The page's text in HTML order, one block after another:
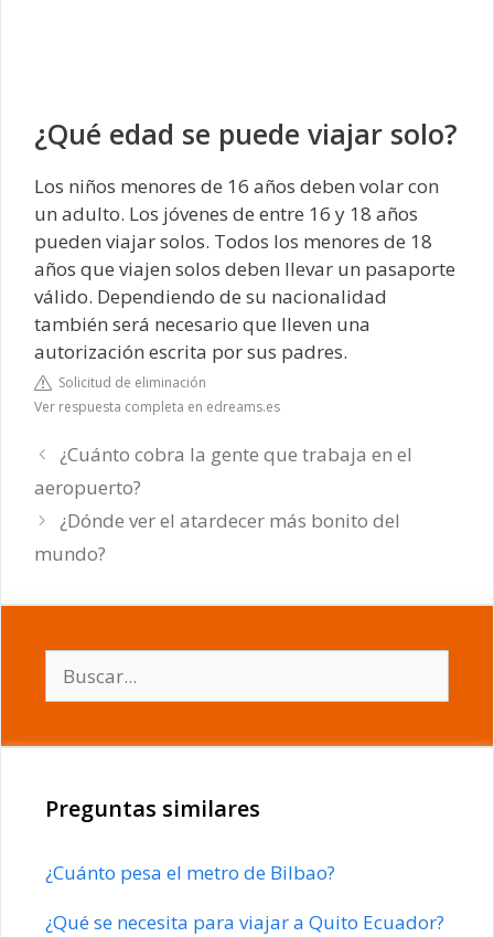
¿Qué edad se puede viajar solo?
Los niños menores de 16 años deben volar con
un adulto. Los jóvenes de entre 16 y 18 años
pueden viajar solos. Todos los menores de 18
años que viajen solos deben llevar un pasaporte
válido. Dependiendo de su nacionalidad
también será necesario que lleven una
autorización escrita por sus padres.
Solicitud de eliminación
Ver respuesta completa en edreams.es
¿Cuánto cobra la gente que trabaja en el
aeropuerto?
¿Dónde ver el atardecer más bonito del
mundo?
Preguntas similares
¿Cuánto pesa el metro de Bilbao?
¿Qué se necesita para viajar a Quito Ecuador?